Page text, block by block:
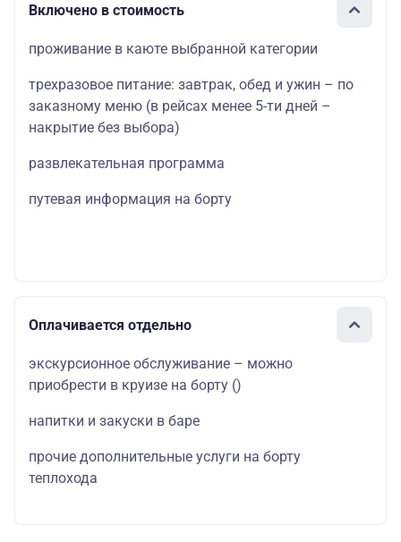
Включено в стоимость
проживание в каюте выбранной категории
трехразовое питание: завтрак, обед и ужин – по
заказному меню (в рейсах менее 5-ти дней –
накрытие без выбора)
развлекательная программа
путевая информация на борту
Оплачивается отдельно
экскурсионное обслуживание – можно
приобрести в круизе на борту ()
напитки и закуски в баре
прочие дополнительные услуги на борту
теплохода